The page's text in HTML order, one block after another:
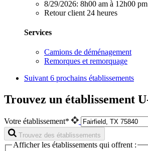
8/29/2026: 8h00 am à 12h00 pm
Retour client 24 heures
Services
Camions de déménagement
Remorques et remorquage
Suivant 6 prochains établissements
Trouvez un établissement
Votre établissement*
Trouvez des établissements
Afficher les établissements qui offrent :